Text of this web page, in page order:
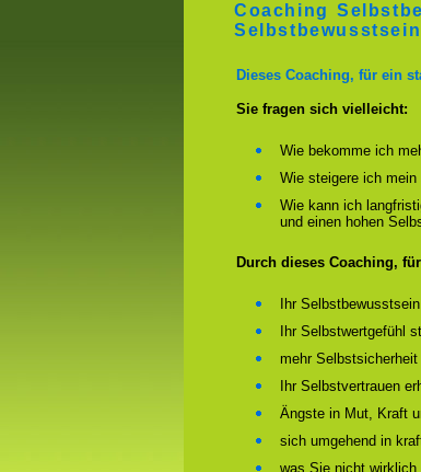
Coaching
Dieses Coaching, für ein
Sie fragen sich vielleicht:
Wie bekomme ich
Wie steigere ich
Wie kann ich
und einen hohen
Durch dieses Coaching,
Ihr
Ihr Selbstwertgefühl
mehr
Ihr Selbstvertrauen
Ängste in Mut, Kraft
sich umgehend in
was Sie nicht